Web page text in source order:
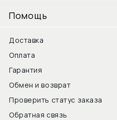
Помощь
Доставка
Оплата
Гарантия
Обмен и возврат
Проверить статус заказа
Обратная связь